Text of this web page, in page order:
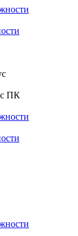
с ПК